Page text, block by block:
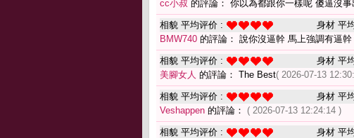
cc小叔 的評論： 你以為都跟你一樣呢 傻逼沒
相貌 平均评价 : 身材 平
BMW740 的評論： 說你沒逼幹 馬上強調有逼
相貌 平均评价 : 身材 平
美腳女人 的評論： The Best( 2026-07-13
相貌 平均评价 : 身材 平
Veshappen 的評論： ( 2026-07-13 12:24:14 )
相貌 平均评价 : 身材 平